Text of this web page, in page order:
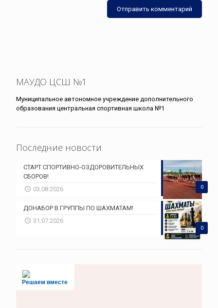
МАУДО ЦСШ №1
Муниципальное автономное учреждение дополнительного
образования центральная спортивная школа №1
Последние новости
0
СТАРТ СПОРТИВНО-ОЗДОРОВИТЕЛЬНЫХ
СБОРОВ!
03.08.2026
0
ДОНАБОР В ГРУППЫ ПО ШАХМАТАМ!
31.07.2026
Решаем вместе